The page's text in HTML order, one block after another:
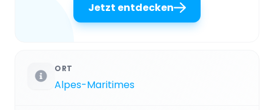
Jetzt entdecken
ORT
Alpes-Maritimes